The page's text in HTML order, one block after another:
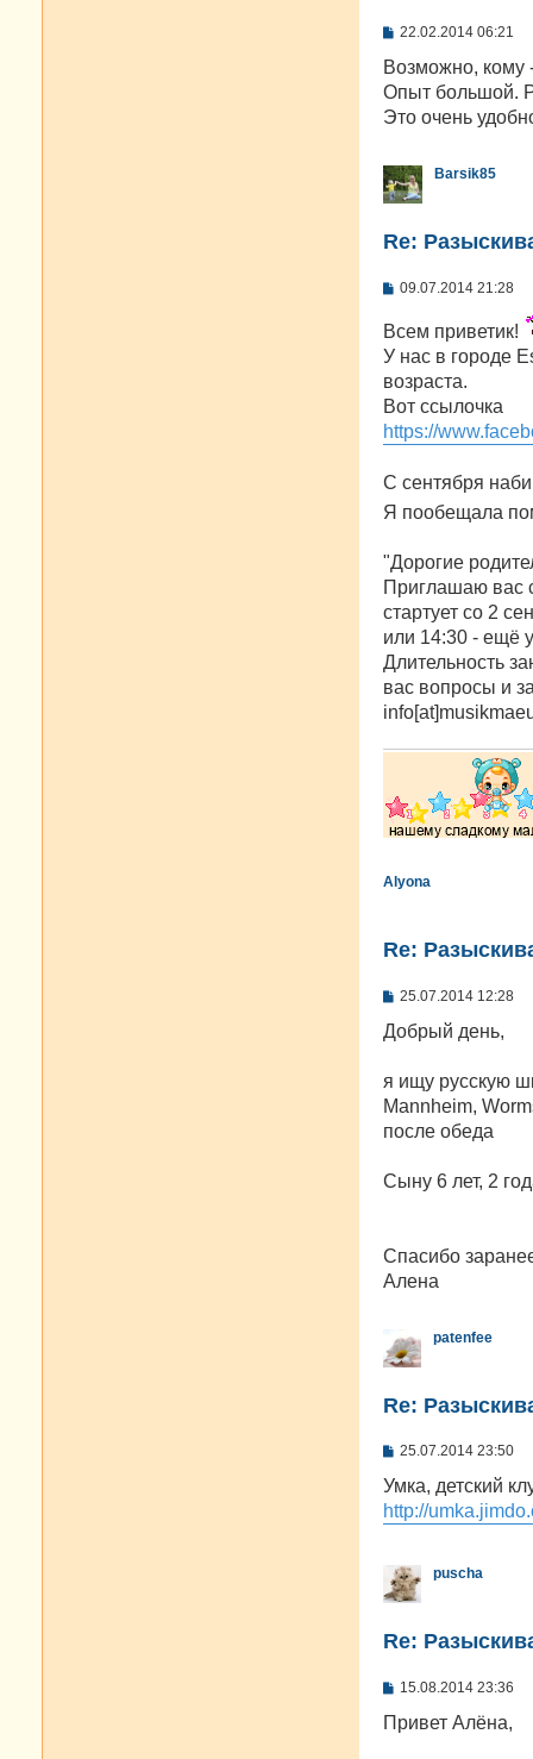
С
о
щ
е
е
22.02.2014 06:21
Возможно, кому
Опыт большой.
Это очень
Barsik85
Re:
С
б
щ
н
и
09.07.2014 21:28
Всем приветик!
У нас в городе
возраста.
Вот ссылочка
https://
С сентября
Я пообещала
"Дорогие
Приглашаю вас
стартует со 2
или 14:30 - ещё
Длительность
вас вопросы и
Alyona
Re:
С
о
б
е
и
е
25.07.2014 12:28
Добрый день,
я ищу русскую
Mannheim,
после обеда
Сыну 6 лет, 2
Спасибо
Алена
patenfee
Re:
С
о
щ
и
е
25.07.2014 23:50
Умка, детский
http://
puscha
Re:
С
о
б
15.08.2014 23:36
Привет Алёна,